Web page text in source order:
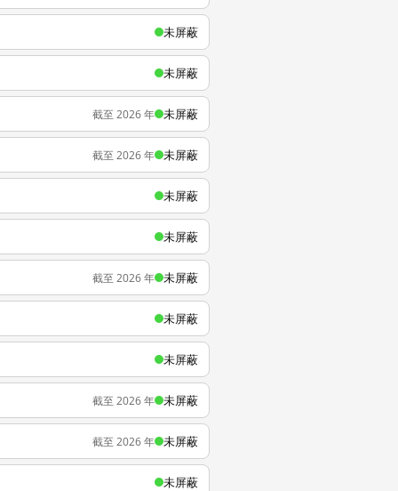
未屏蔽
未屏蔽
截至 2026 年 未屏蔽
截至 2026 年 未屏蔽
未屏蔽
未屏蔽
截至 2026 年 未屏蔽
未屏蔽
未屏蔽
截至 2026 年 未屏蔽
截至 2026 年 未屏蔽
未屏蔽